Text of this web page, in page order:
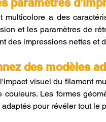
paramètres
multicolore a des
et les paramètres de
des impressions nettes et
des modèles
visuel du filament
couleurs. Les formes
pour révéler tout le